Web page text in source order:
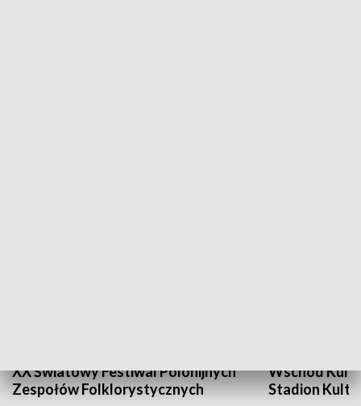
XX Światowy Festiwal Polonijnych
Zespołów Folklorystycznych
Wschód
Stadion